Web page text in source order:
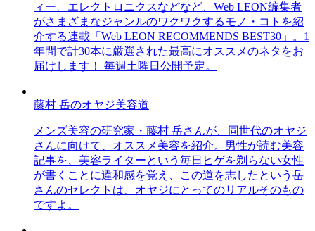
ィー、エレクトロニクスなどなど、Web LEON編集者
がさまざまなジャンルのワクワクするモノ・コトを紹
介する連載「Web LEON RECOMMENDS BEST30」。1
年間で計30本に厳選された最高にオススメのネタをお
届けします！ 毎週土曜日公開予定。
藤村 岳のオヤジ美容道
メンズ美容の研究家・藤村 岳さんが、同世代のオヤジ
さんに向けて、オススメ美容を紹介。男性が読む美容
記事を、美容ライターという毎日ヒゲを剃らない女性
が書くことに違和感を覚え、この道を志したという岳
さんのセレクトは、オヤジにとってのリアルそのもの
ですよ。